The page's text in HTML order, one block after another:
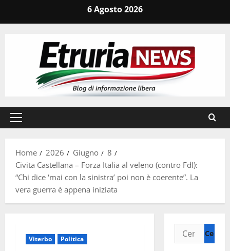
6 Agosto 2026
Menu
Home
2026 Giugno
8
Civita Castellana – Forza Italia al veleno (contro FdI):
“Chi dice ‘mai con la sinistra’ poi non è coerente”. La
vera guerra è appena iniziata
Viterbo Politica
Ricerca
per: